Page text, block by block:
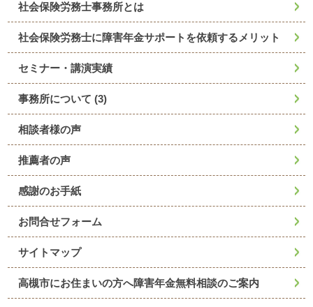
社会保険労務士事務所とは
社会保険労務士に障害年金サポートを依頼するメリット
セミナー・講演実績
事務所について (3)
相談者様の声
推薦者の声
感謝のお手紙
お問合せフォーム
サイトマップ
高槻市にお住まいの方へ障害年金無料相談のご案内